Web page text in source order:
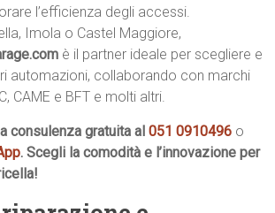
l’efficienza degli accessi.
Imola o Castel Maggiore,
è il partner ideale per scegliere e
automazioni, collaborando con marchi
CAME e BFT e molti altri.
consulenza gratuita al051 0910496 o
. Scegli la comodità e l’innovazione per